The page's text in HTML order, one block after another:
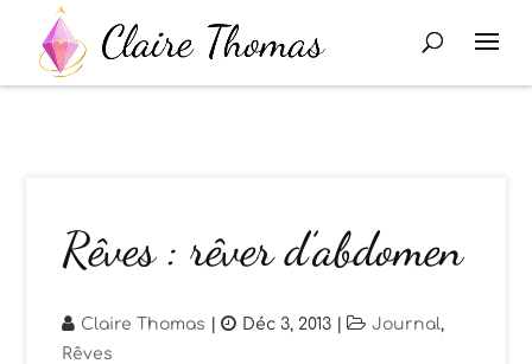
Rêves : rêver d’abdomen
Claire Thomas | Déc 3, 2013 | Journal,
Rêves